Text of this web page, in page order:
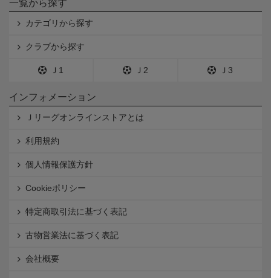
一覧から探す
カテゴリから探す
クラブから探す
Ｊ1 Ｊ2 Ｊ3
インフォメーション
Ｊリーグオンラインストアとは
利用規約
個人情報保護方針
Cookieポリシー
特定商取引法に基づく表記
古物営業法に基づく表記
会社概要